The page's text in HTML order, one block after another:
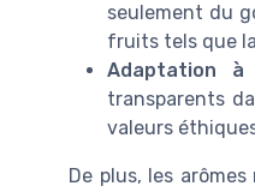
seulement du
fruits tels que
Adaptation à
transparents
valeurs
De plus, les